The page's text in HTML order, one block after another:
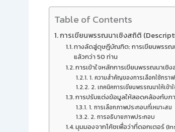
Table of Contents
การเขียนพรรณนาเชิงสถิติ
ทางลัดสู่ดุษฎีบัณฑิต: การเขียนพรรณ
แล้วกว่า 50 ท่าน
การเข้าใจหลักการเขียนพรรณนาเชิ
1. ความสำคัญของการเลือกใช้กรา
2. เทคนิคการเขียนพรรณนาให้เข้า
การปรับแต่งข้อมูลให้สอดคล้องกับภ
1. การเลือกภาพประกอบที่เหมาะสม
2. การอธิบายภาพประกอบ
มุมมองจากโค้ชเพื่อว่าที่ดอกเตอร์